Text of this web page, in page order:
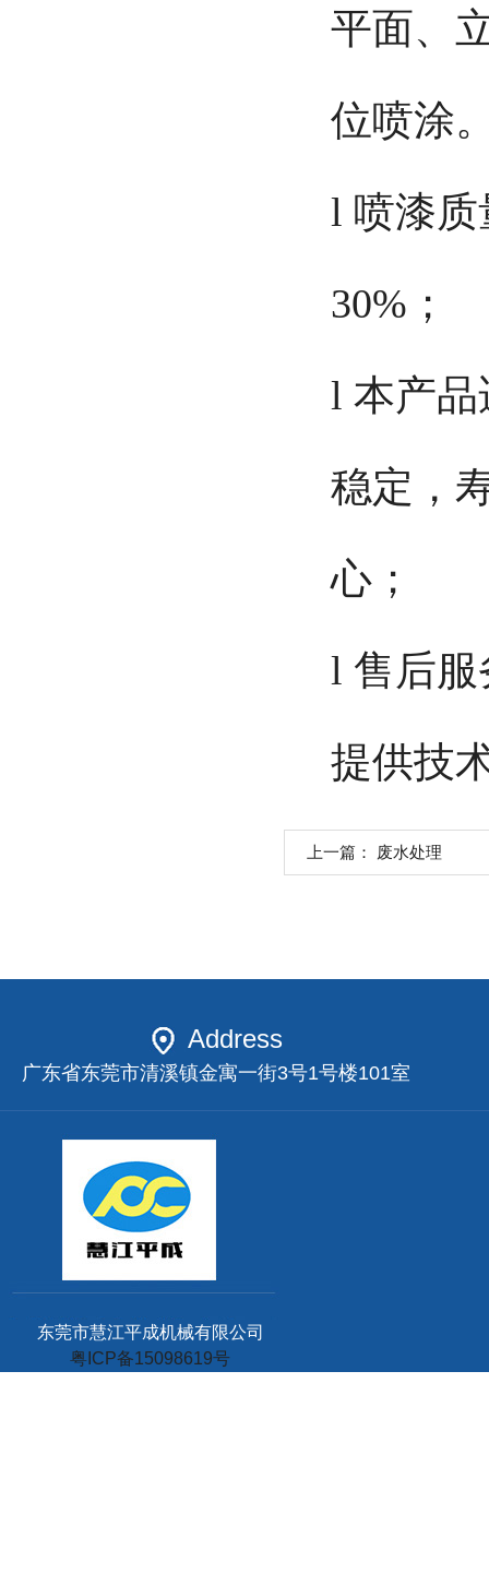
平面、
位喷涂
l 喷漆
30%；
l 本产
稳定，
心；
l 售后服
提供技
上一篇： 废水处理
Address
广东省东莞市清溪镇金寓一街3号1号楼101室
东莞市慧江平成机械有限公司
粤ICP备15098619号